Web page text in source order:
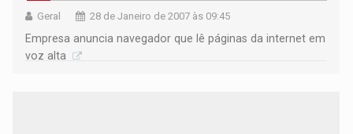
Geral 28 de Janeiro de 2007 às 09:45
Empresa anuncia navegador que lê páginas da internet em
voz alta